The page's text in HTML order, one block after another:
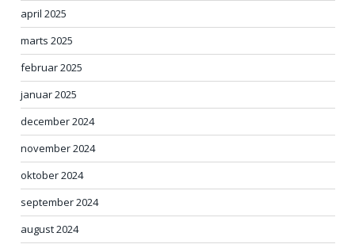
april 2025
marts 2025
februar 2025
januar 2025
december 2024
november 2024
oktober 2024
september 2024
august 2024